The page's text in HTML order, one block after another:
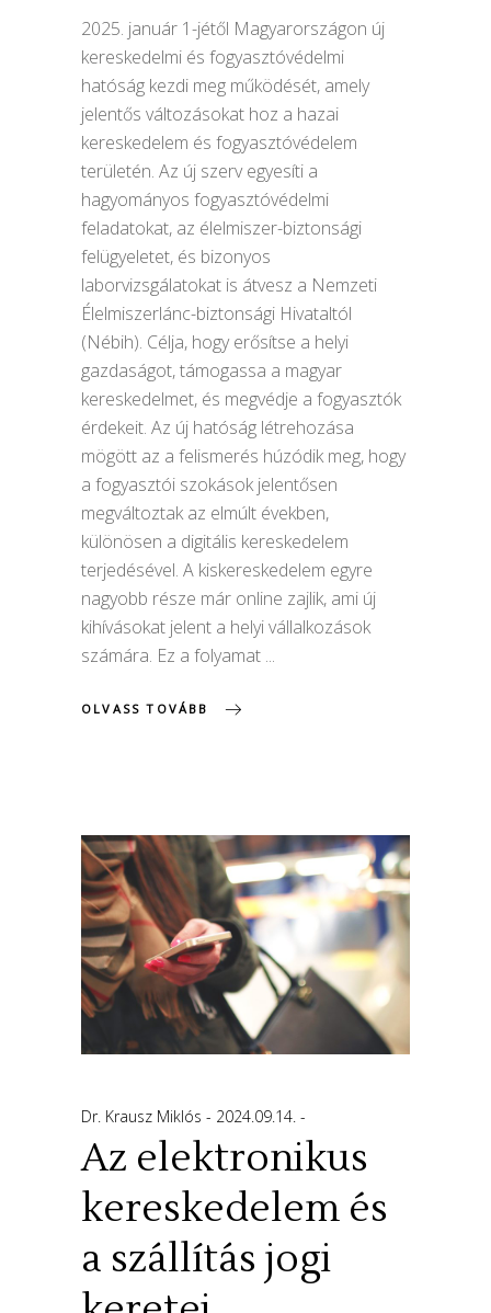
2025. január 1-jétől Magyarországon új
kereskedelmi és fogyasztóvédelmi
hatóság kezdi meg működését, amely
jelentős változásokat hoz a hazai
kereskedelem és fogyasztóvédelem
területén. Az új szerv egyesíti a
hagyományos fogyasztóvédelmi
feladatokat, az élelmiszer-biztonsági
felügyeletet, és bizonyos
laborvizsgálatokat is átvesz a Nemzeti
Élelmiszerlánc-biztonsági Hivataltól
(Nébih). Célja, hogy erősítse a helyi
gazdaságot, támogassa a magyar
kereskedelmet, és megvédje a fogyasztók
érdekeit. Az új hatóság létrehozása
mögött az a felismerés húzódik meg, hogy
a fogyasztói szokások jelentősen
megváltoztak az elmúlt években,
különösen a digitális kereskedelem
terjedésével. A kiskereskedelem egyre
nagyobb része már online zajlik, ami új
kihívásokat jelent a helyi vállalkozások
számára. Ez a folyamat
OLVASS TOVÁBB
Dr. Krausz Miklós 2024.09.14.
Az elektronikus
kereskedelem és
a szállítás jogi